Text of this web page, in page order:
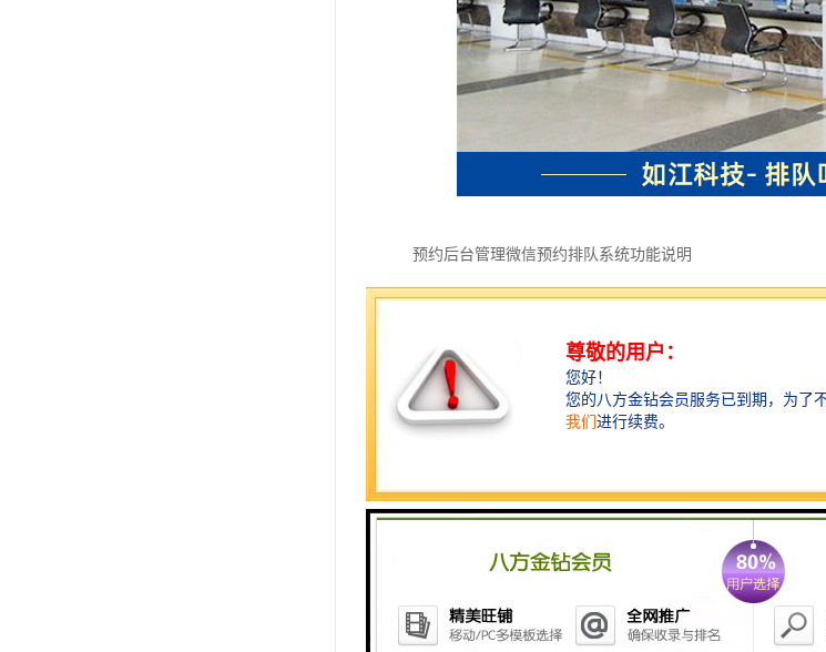
预约后台管理微信预约排队系统功能说明
1、 微信预约排队系统权限管理、包含用户角色、用户管理
2、 组织机构管理与办事大厅管理：管理办事服务大厅以及
3、 排队业务管理。对微信预约排队系统中能预约的业务进
5、 预约协议管理。预约页面中协议内容的编辑管理。
6、 预约日程与资源管理。对微信预约排队系统的预约日程
7、 管理。预约后而不前往服务大厅办理业务，即违约用户
8、 预约数据查询。查询预约微信预约排队系统中每笔预约的
9、 预约数据统计与分析。对预约数据按年、月、时间段等